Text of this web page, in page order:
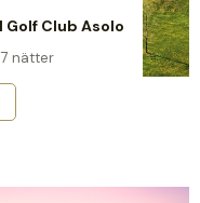
Club Asolo
7 nätter